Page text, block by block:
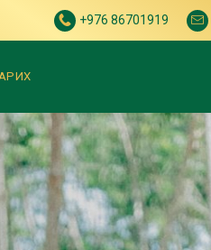
+976 86701919